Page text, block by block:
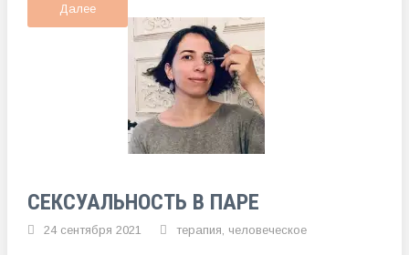
Далее
СЕКСУАЛЬНОСТЬ В ПАРЕ
24 сентября 2021 терапия, человеческое